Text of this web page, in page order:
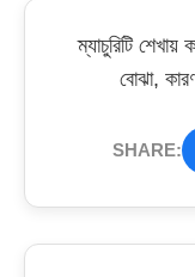
ম্যাচুরিটি
বোঝা,
SHARE: